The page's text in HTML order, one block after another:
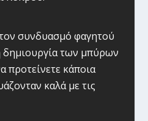
συνδυασμό φαγητού
δημιουργία των μπύρων
προτείνετε κάποια
καλά με τις